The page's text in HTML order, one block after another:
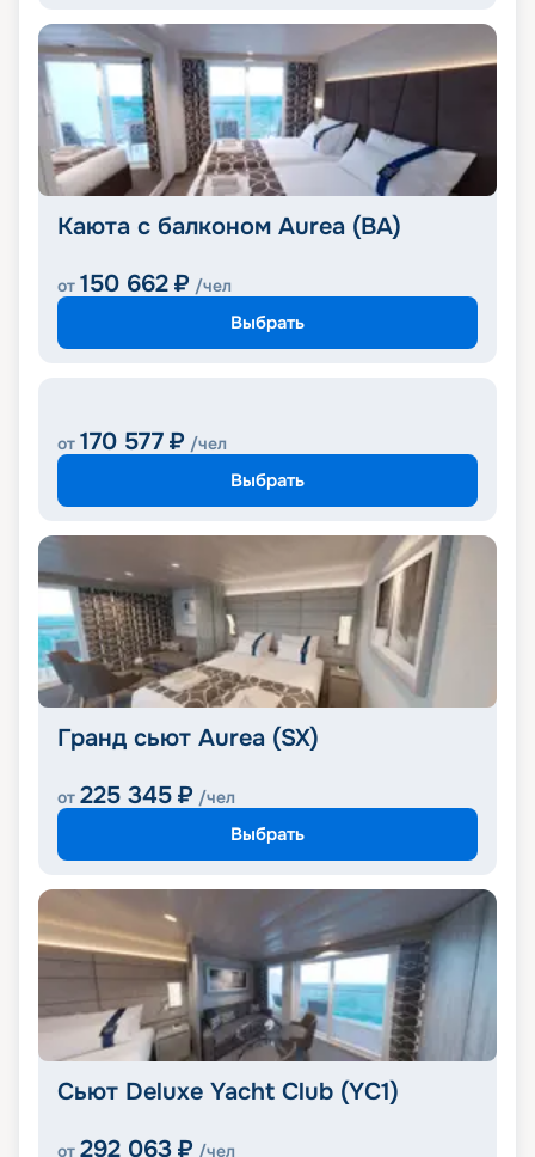
Каюта с балконом Aurea (BA)
от 150 662 ₽ /чел
Выбрать
от 170 577 ₽ /чел
Выбрать
Гранд сьют Aurea (SX)
от 225 345 ₽ /чел
Выбрать
Сьют Deluxe Yacht Club (YC1)
от 292 063 ₽ /чел